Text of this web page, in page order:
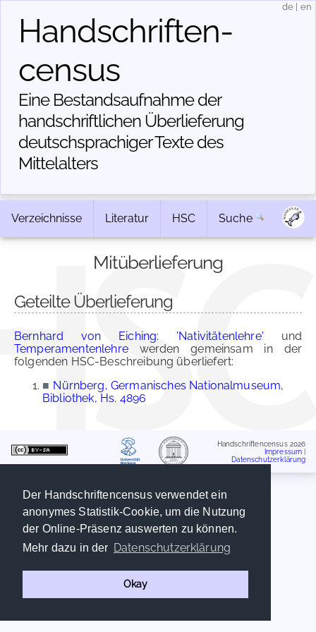
Der Handschriftencensus verwendet ein
anonymes Statistik-Cookie, um die Nutzung
der Online-Präsenz auswerten zu können.
Mehr dazu in der Datenschutzerklärung
Okay
Handschriften­
census
Eine Bestandsaufnahme der
handschriftlichen Über­lieferung
deutschsprachiger Texte des
Mittelalters
de en
Verzeichnisse Literatur HSC Suche
Mitüberlieferung
Geteilte Überlieferung
Bernhard von Eiching: 'Nativitätenlehre' und
Temperamentenlehrewerden gemeinsam in der
folgenden HSC-Beschreibung überliefert:
■ Nürnberg, Germanisches Nationalmuseum,
Bibliothek, Hs. 4896
Handschriftencensus 2026
Impressum
Datenschutzerklärung